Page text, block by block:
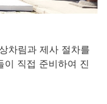
차림과 제사 절차를
이 직접 준비하여 진